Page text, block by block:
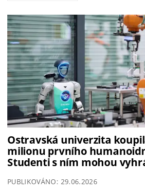
Ostravská univerzita
milionu prvního
Studenti s ním mohou
PUBLIKOVÁNO: 29.06.2026